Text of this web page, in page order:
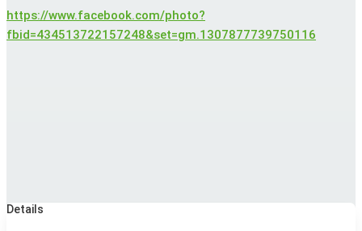
https://www.facebook.com/photo?
fbid=434513722157248&set=gm.1307877739750116
Details